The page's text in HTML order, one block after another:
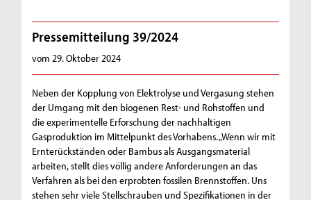
Pressemitteilung 39/2024
vom 29. Oktober 2024
Neben der Kopplung von Elektrolyse und Vergasung stehen
der Umgang mit den biogenen Rest- und Rohstoffen und
die experimentelle Erforschung der nachhaltigen
Gasproduktion im Mittelpunkt des Vorhabens. „Wenn wir mit
Ernterückständen oder Bambus als Ausgangsmaterial
arbeiten, stellt dies völlig andere Anforderungen an das
Verfahren als bei den erprobten fossilen Brennstoffen. Uns
stehen sehr viele Stellschrauben und Spezifikationen in der